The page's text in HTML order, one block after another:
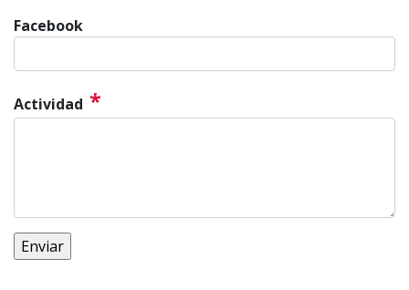
Facebook
Actividad *